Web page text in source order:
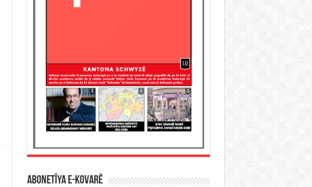
ABONETÎYA E-KOVARÊ